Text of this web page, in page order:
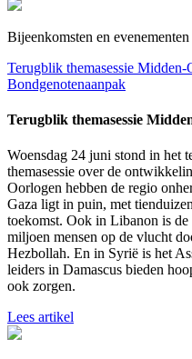
Bijeenkomsten en
Terugblik themasessie Midden-
Bondgenotenaanpak
Terugblik themasessie
Woensdag 24 juni stond in het
themasessie over de
Oorlogen hebben de regio
Gaza ligt in puin, met
toekomst. Ook in Libanon is de
miljoen mensen op de vlucht
Hezbollah. En in Syrië is het
leiders in Damascus bieden
ook zorgen.
Lees artikel